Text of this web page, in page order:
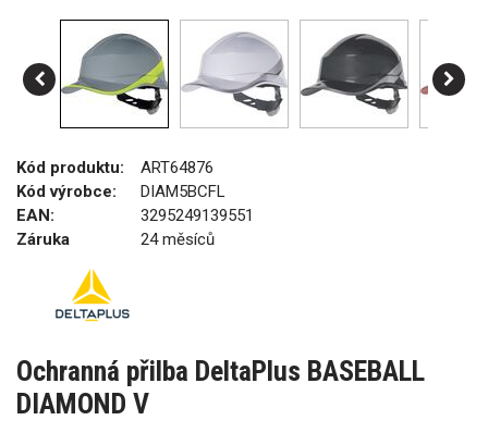
Kód produktu:
ART64876
Kód výrobce:
DIAM5BCFL
EAN:
3295249139551
Záruka
24 měsíců
Ochranná přilba DeltaPlus BASEBALL
DIAMOND V